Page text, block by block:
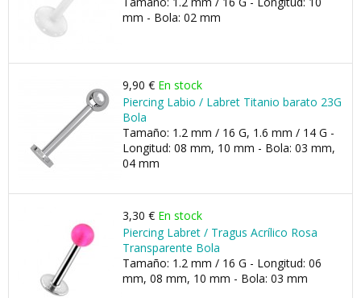
mm - Bola: 02 mm
9,90 € En stock
Piercing Labio / Labret Titanio barato 23G
Bola
Tamaño: 1.2 mm / 16 G, 1.6 mm / 14 G -
Longitud: 08 mm, 10 mm - Bola: 03 mm,
04 mm
3,30 € En stock
Piercing Labret / Tragus Acrílico Rosa
Transparente Bola
Tamaño: 1.2 mm / 16 G - Longitud: 06
mm, 08 mm, 10 mm - Bola: 03 mm